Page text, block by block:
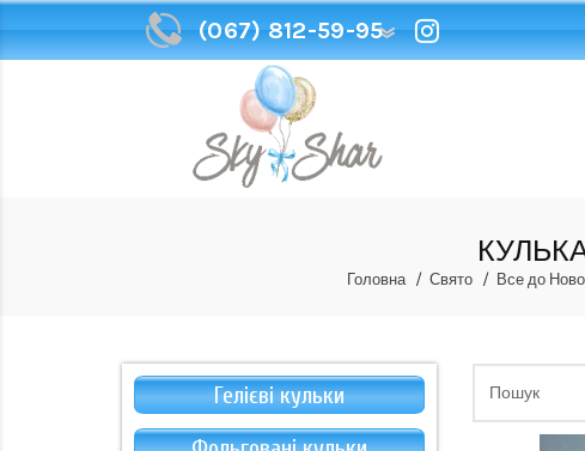
(067) 812-59-95
(067) 812-59-95
Головна Свято Все до
Гелієві кульки